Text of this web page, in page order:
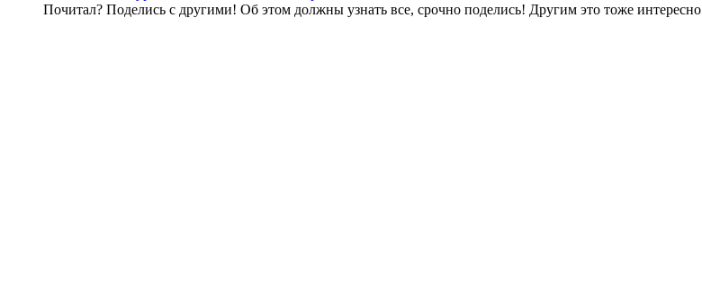
Почитал? Поделись с другими! Об этом должны узнать все, срочно поделись! Другим это тоже интересно